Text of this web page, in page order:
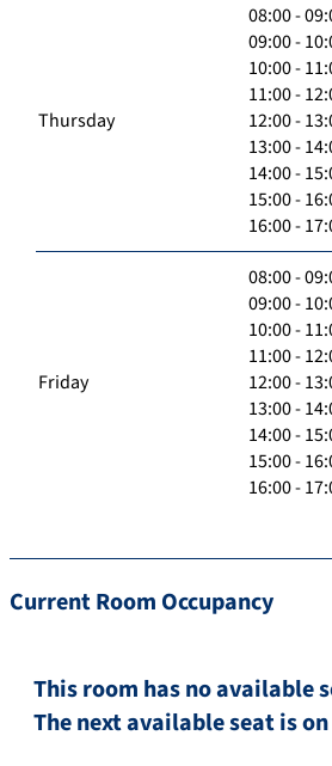
Thursday
08:00 -
09:00 -
10:00 -
11:00 -
12:00 -
13:00 -
14:00 -
15:00 -
16:00 -
Friday
08:00 -
09:00 -
10:00 -
11:00 -
12:00 -
13:00 -
14:00 -
15:00 -
16:00 -
Current Room Occupancy
This room has no available
The next available seat is